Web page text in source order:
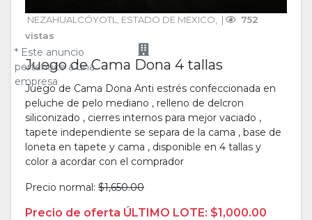
NEZAHUALCÓYOTL ESTADO DE MEXICO |
752
vistas
* Este anuncio
pertenece a una
empresa
Juego de Cama Dona 4 tallas
Juego de Cama Dona Anti estrés confeccionada en
peluche de pelo mediano , relleno de delcron
siliconizado , cierres internos para mejor vaciado ,
tapete independiente se separa de la cama , base de
loneta en tapete y cama , disponible en 4 tallas y
color a acordar con el comprador
Precio normal: $1,650.00
Precio de oferta ÚLTIMO LOTE: $1,000.00